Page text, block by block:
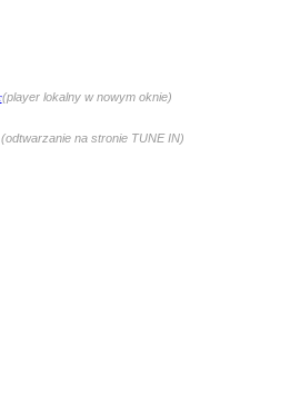
(player lokalny w nowym oknie)
(odtwarzanie na stronie TUNE IN)